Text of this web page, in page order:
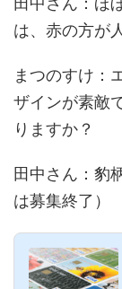
田中さん ：ほ
は、赤の方が
まつのすけ ：
ザインが素敵
りますか？
田中さん ：豹
は募集終了）